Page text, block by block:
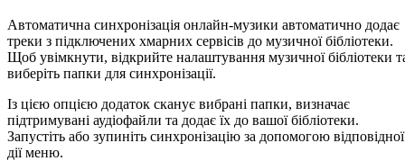
Автоматична синхронізація онлайн-музики автоматично додає
треки з підключених хмарних сервісів до музичної бібліотеки.
Щоб увімкнути, відкрийте налаштування музичної бібліотеки
виберіть папки для синхронізації.
Із цією опцією додаток сканує вибрані папки, визначає
підтримувані аудіофайли та додає їх до вашої бібліотеки.
Запустіть або зупиніть синхронізацію за допомогою відповідної
дії меню.